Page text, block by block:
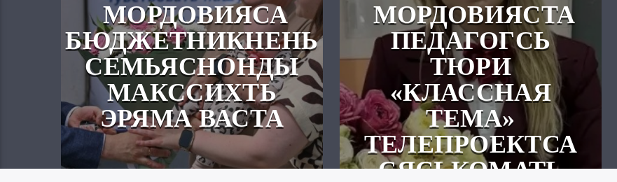
МОРДОВИЯСА
БЮДЖЕТНИКНЕНЬ
СЕМЬЯСНОНДЫ
МАКССИХТЬ
ЭРЯМА ВАСТА
МОРДОВИЯСТА
ПЕДАГОГСЬ
ТЮРИ
«КЛАССНАЯ
ТЕМА»
ТЕЛЕПРОЕКТСА
СЯСЬКОМАТЬ